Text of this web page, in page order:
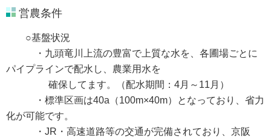
営農条件
○基盤状況
・九頭竜川上流の豊富で上質な水を、各圃場ごとに
パイプラインで配水し、農業用水を
確保してます。（配水期間：4月～11月）
・標準区画は40a（100m×40m）となっており、省力
化が可能です。
・JR・高速道路等の交通が完備されており、京阪